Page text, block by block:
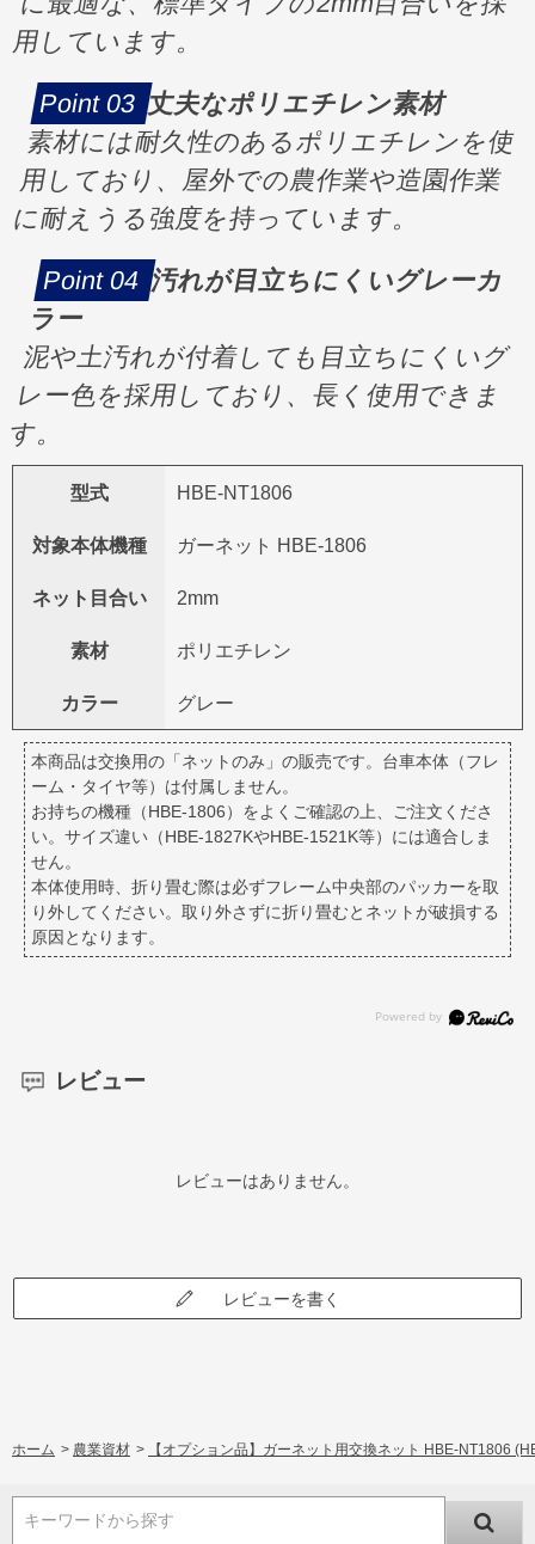
用しています。
丈夫なポリエチレン素材
素材には耐久性のあるポリエチレンを使
用しており、屋外での農作業や造園作業
に耐えうる強度を持っています。
汚れが目立ちにくいグレーカ
ラー
泥や土汚れが付着しても目立ちにくいグ
レー色を採用しており、長く使用できま
す。
型式 HBE-NT1806
対象本体機種 ガーネット HBE-1806
ネット目合い 2mm
素材 ポリエチレン
カラー グレー
本商品は交換用の「ネットのみ」の販売です。台車本体（フレ
ーム・タイヤ等）は付属しません。
お持ちの機種（HBE-1806）をよくご確認の上、ご注文くださ
い。サイズ違い（HBE-1827KやHBE-1521K等）には適合しま
せん。
本体使用時、折り畳む際は必ずフレーム中央部のパッカーを取
り外してください。取り外さずに折り畳むとネットが破損する
原因となります。
レビュー
レビューはありません。
レビューを書く
ホーム > 農業資材 > 【オプション品】ガーネット用交換ネット HBE-NT1806
キーワードから探す